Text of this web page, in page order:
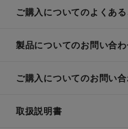
ご購入についてのよくある
製品についてのお問い合
ご購入についてのお問い
取扱説明書